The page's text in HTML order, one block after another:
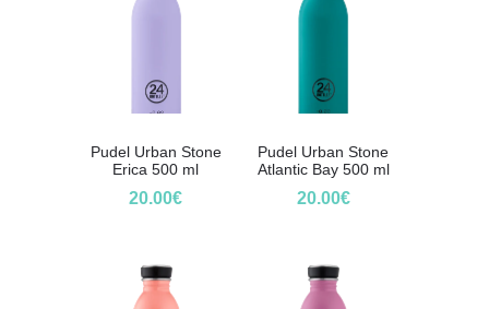
Pudel Urban Stone
Erica 500 ml
20.00€
Pudel Urban Stone
Atlantic Bay 500 ml
20.00€